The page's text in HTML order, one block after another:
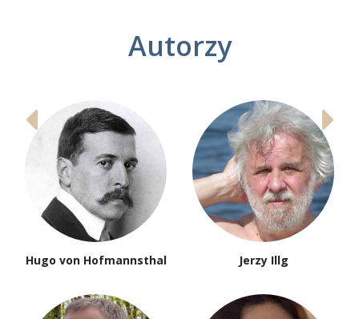
Autorzy
Hugo von Hofmannsthal Jerzy Illg